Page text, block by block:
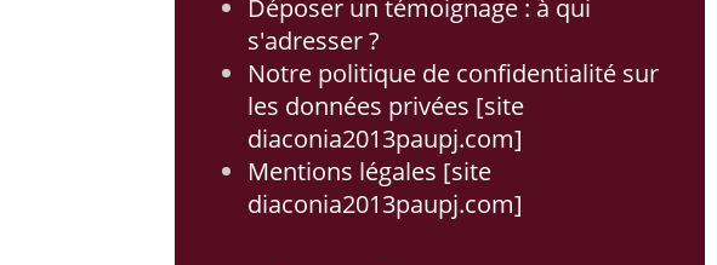
Déposer un témoignage : à qui
s'adresser ?
Notre politique de confidentialité sur
les données privées [site
diaconia2013paupj.com]
Mentions légales [site
diaconia2013paupj.com]